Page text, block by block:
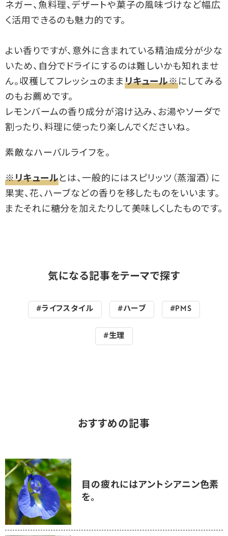
ネガー、魚料理、デザートや菓子の風味づけなど幅広
く活用できるのも魅力的です。
よい香りですが、意外に含まれている精油成分が少な
いため、自分でドライにするのは難しいかも知れませ
ん。収穫してフレッシュのまま リキュール※にしてみる
のもお薦めです。
レモンバームの香り成分が溶け込み、お湯やソーダで
割ったり、料理に使ったり楽しんでくださいね。
素敵なハーバルライフを。
※リキュールとは、一般的にはスピリッツ（蒸溜酒）に
果実、花、ハーブなどの香りを移したものをいいます。
またそれに糖分を加えたりして美味しくしたものです。
気になる記事をテーマで探す
#ライフスタイル #ハーブ #PMS
#生理
おすすめの記事
目の疲れにはアントシアニン色素
を。